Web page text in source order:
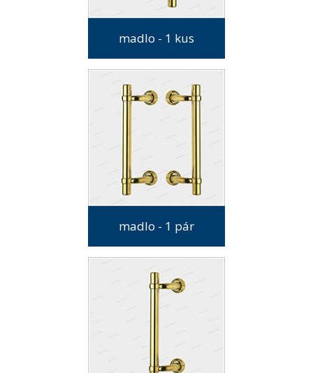
madlo - 1 kus
madlo - 1 pár